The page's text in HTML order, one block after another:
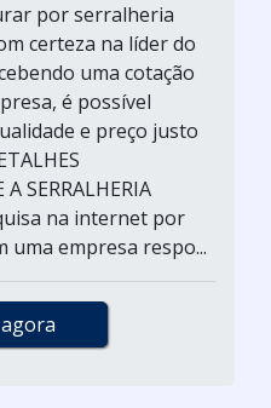
por serralheria
certeza na líder do
uma cotação
é possível
e preço justo
A SERRALHERIA
na internet por
empresa respo...